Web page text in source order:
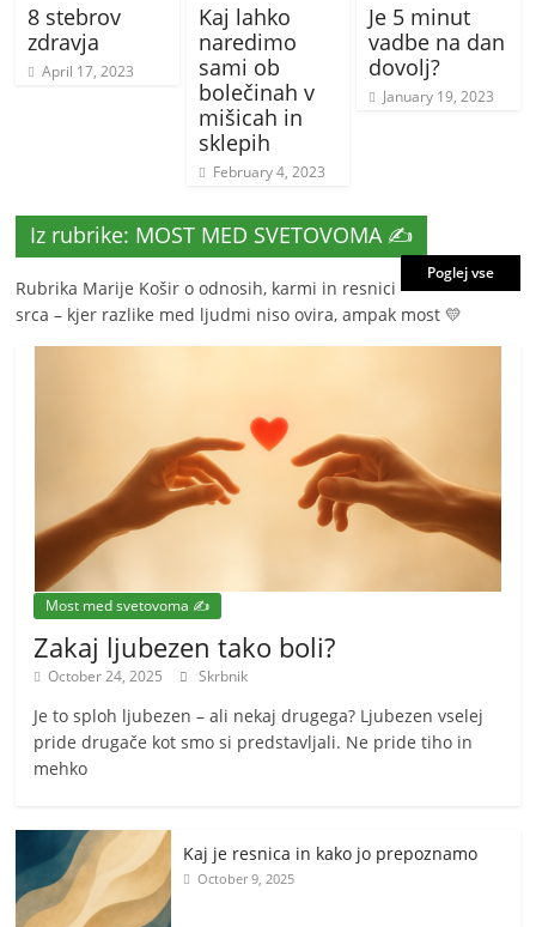
8 stebrov
zdravja
April 17, 2023
Kaj lahko
naredimo
sami ob
bolečinah v
mišicah in
sklepih
February 4, 2023
Je 5 minut
vadbe na dan
dovolj?
January 19, 2023
Iz rubrike: MOST MED SVETOVOMA ✍️
Poglej vse
Rubrika Marije Košir o odnosih, karmi in resnici
srca – kjer razlike med ljudmi niso ovira, ampak most 💛
Most med svetovoma ✍️
Zakaj ljubezen tako boli?
October 24, 2025 Skrbnik
Je to sploh ljubezen – ali nekaj drugega? Ljubezen vselej
pride drugače kot smo si predstavljali. Ne pride tiho in
mehko
Kaj je resnica in kako jo prepoznamo
October 9, 2025